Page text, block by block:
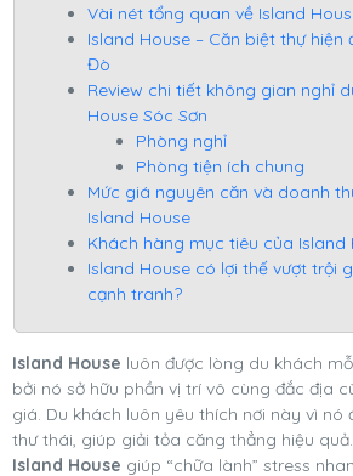
Vài nét tổng quan về Island
Island House – Căn biệt thự hiện
Đò
Review chi tiết không gian nghỉ
House Sóc Sơn
Phòng nghỉ
Phòng tiện ích chung
Mức giá nguyên căn và doanh
Island House
Khách hàng mục tiêu của Island
Island House có lợi thế vượt trội
cạnh tranh?
Island House luôn được lòng du khách
bởi nó sở hữu phần vị trí vô cùng đắc địa
giá. Du khách luôn yêu thích nơi này vì nó
thư thái, giúp giải tỏa căng thẳng hiệu
Island House giúp “chữa lành” stress